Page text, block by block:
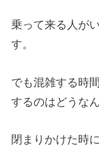
乗って来る人が
す。
でも混雑する時
するのはどうな
閉まりかけた時